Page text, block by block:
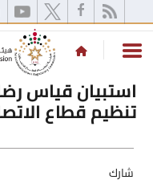
استبيان قياس
تنظيم قطاع
شارك